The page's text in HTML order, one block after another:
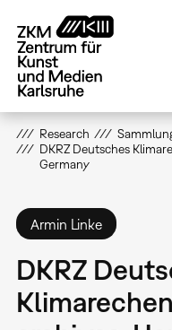
zum
Inhalt
Research
DKRZ Deutsches
Germany
Armin Linke
DKRZ